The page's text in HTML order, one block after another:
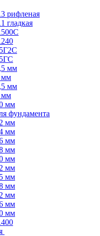
рифленая
гладкая
мм
мм
мм
мм
мм
фундамента
мм
мм
мм
мм
мм
мм
мм
мм
мм
мм
мм